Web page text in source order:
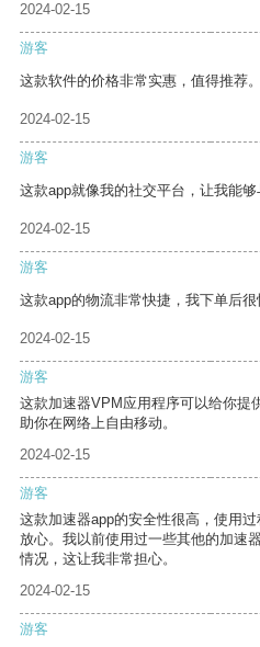
2024-02-15
游客
这款软件的价格非常实惠，值得推荐。
2024-02-15
游客
这款app就像我的社交平台，让我能够
2024-02-15
游客
这款app的物流非常快捷，我下单后很
2024-02-15
游客
这款加速器VPM应用程序可以给你提
助你在网络上自由移动。
2024-02-15
游客
这款加速器app的安全性很高，使用
放心。我以前使用过一些其他的加速
情况，这让我非常担心。
2024-02-15
游客